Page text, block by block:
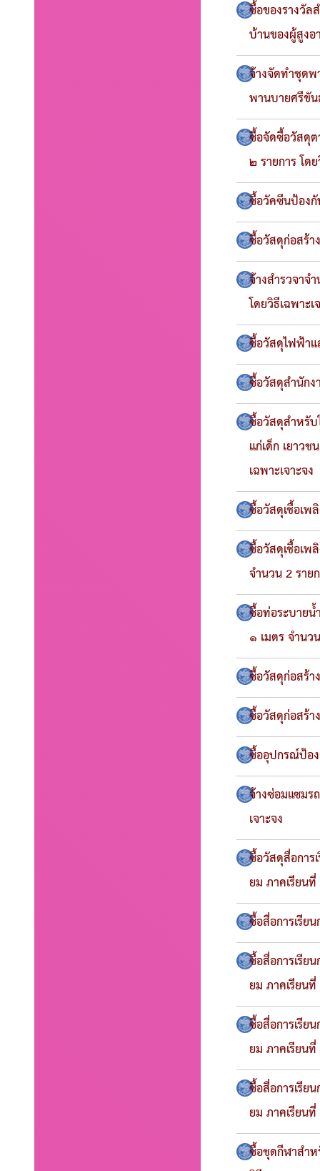
ซื้อของรางวั
บ้านของผู้สูงอ
จ้างจัดทำชุดพ
พานบายศรีขั
ซื้อจัดซื้อวัสดุต
๒ รายการ โด
ซื้อวัคซีนป้อง
ซื้อวัสดุก่อสร้า
จ้างสำรวจา
โดยวิธีเฉพาะเ
ซื้อวัสดุไฟฟ้าแ
ซื้อวัสดุสำนักง
ซื้อวัสดุสำหรับ
แก่เด็ก เยาว
เฉพาะเจาะจง
ซื้อวัสดุเชื้อเพ
ซื้อวัสดุเชื้อเพ
จำนวน 2 ราย
ซื้อท่อระบายน้
๑ เมตร จำนว
ซื้อวัสดุก่อสร้า
ซื้อวัสดุก่อสร้า
ซื้ออุปกรณ์ป้อง
จ้างซ่อมแซมร
เจาะจง
ซื้อวัสดุสื่อการ
ยม ภาคเรียน
ซื้อสื่อการเรีย
ซื้อสื่อการเรีย
ยม ภาคเรียน
ซื้อสื่อการเรีย
ยม ภาคเรียน
ซื้อสื่อการเรีย
ยม ภาคเรียน
ซื้อชุดกีฬาสำ